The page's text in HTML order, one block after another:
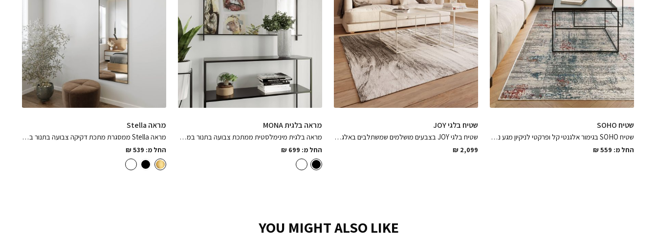
שטיח SOHO
שטיח SOHO בגימור אלגנטי קל ופרקטי לניקיון מגע נוח ונעים , ישלים את החלל בסלון בהמון חום
החל מ: ₪ 559
שטיח בלגי JOY
שטיח בלגי JOY בצבעים מושלמים שמשתלבים באלגנטיות בכל סלון במגוון גדלים לבחירה, קל ופרקטי לניקיון
₪ 2,099
מראה בלגית MONA
מראה בלגית מינימלסטית ממתכת צבועה בתנור במגוון גדלים וצבעים לבחירה, אלגנטית ומרשימה במיוחד
החל מ: ₪ 699
מראה Stella
מראה Stella ממסגרת מתכת דקיקה צבועה בתנור בגוון שחור מט / זהב / לבן מט , שתפתח את החלל בהרבה אלגנטיות ובגימורים מושלמים
החל מ: ₪ 539
YOU MIGHT ALSO LIKE